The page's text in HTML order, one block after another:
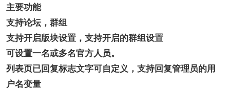
主要功能
支持论坛，群组
支持开启版块设置，支持开启的群组设置
可设置一名或多名官方人员。
列表页已回复标志文字可自定义，支持回复管理员的用
户名变量